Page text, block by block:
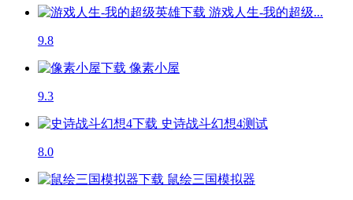
游戏人生-我的超级...
9.8
像素小屋
9.3
史诗战斗幻想4测试
8.0
鼠绘三国模拟器